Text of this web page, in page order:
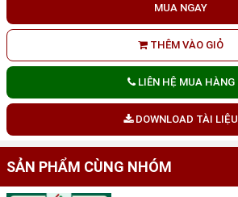
MUA NGAY
THÊM VÀO GIỎ
LIÊN HỆ MUA HÀNG
DOWNLOAD TÀI LIỆU
SẢN PHẨM CÙNG NHÓM